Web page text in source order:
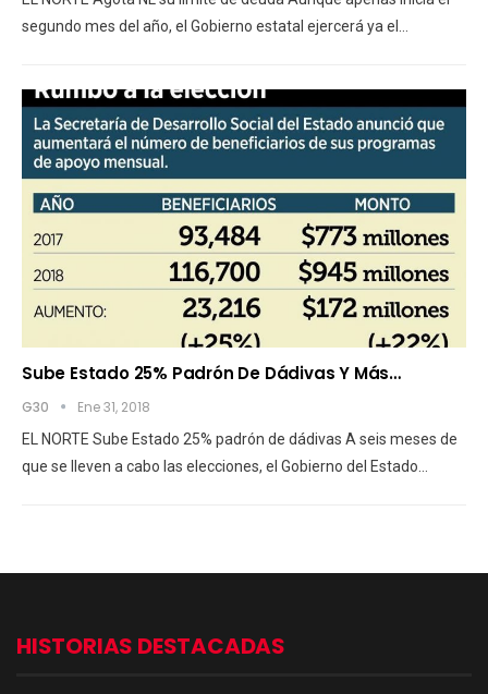
segundo mes del año, el Gobierno estatal ejercerá ya el…
Sube Estado 25% Padrón De Dádivas Y Más…
G30 Ene 31, 2018
EL NORTE Sube Estado 25% padrón de dádivas A seis meses de
que se lleven a cabo las elecciones, el Gobierno del Estado…
HISTORIAS DESTACADAS